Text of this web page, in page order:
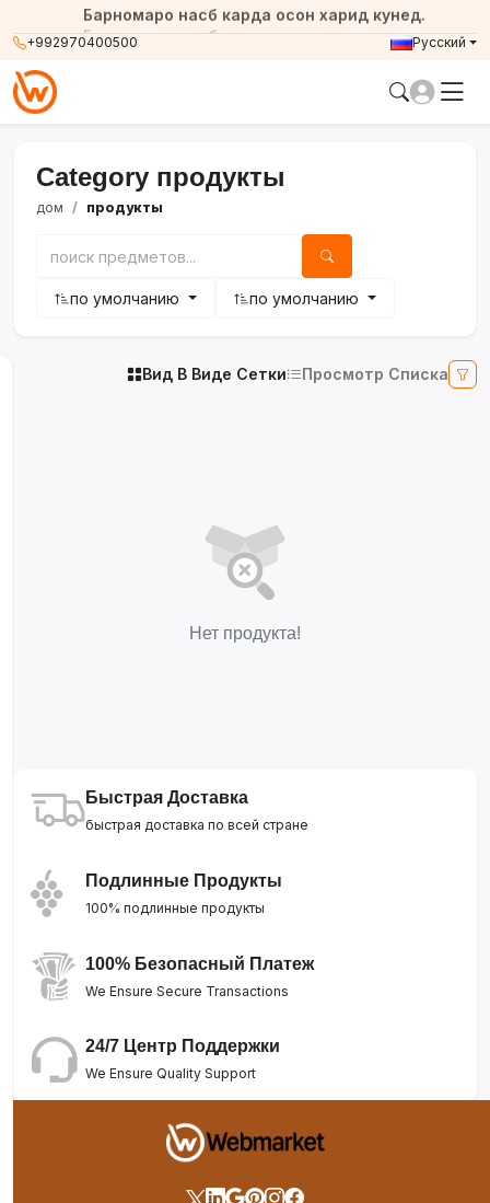
+992970400500
Барномаро насб карда осон харид кунед.
Барномаро насб карда осон харид кунед.
Русский
Category продукты
дом продукты
по умолчанию по умолчанию
Вид В Виде Сетки Просмотр Списка
Нет продукта!
Быстрая Доставка
быстрая доставка по всей стране
Подлинные Продукты
100% подлинные продукты
100% Безопасный Платеж
We Ensure Secure Transactions
24/7 Центр Поддержки
We Ensure Quality Support